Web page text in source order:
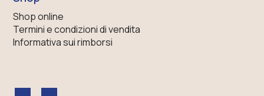
Shop online
Termini e condizioni di vendita
Informativa sui rimborsi